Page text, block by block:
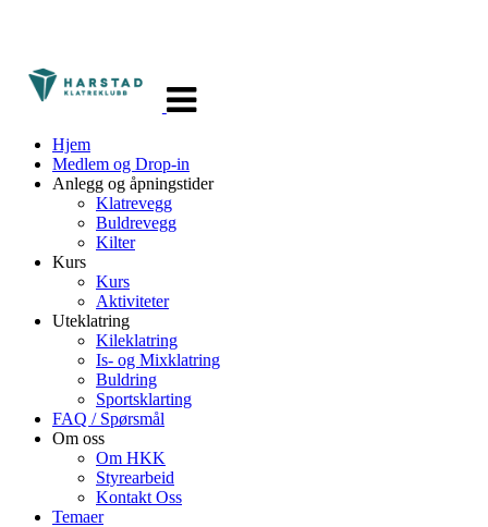
navigasjon
Hjem
Medlem og Drop-in
Anlegg og åpningstider
Klatrevegg
Buldrevegg
Kilter
Kurs
Kurs
Aktiviteter
Uteklatring
Kileklatring
Is- og Mixklatring
Buldring
Sportsklarting
FAQ / Spørsmål
Om oss
Om HKK
Styrearbeid
Kontakt Oss
Temaer